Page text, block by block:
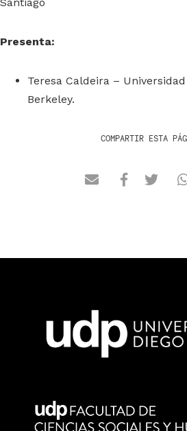
Presenta:
Teresa Caldeira –
Berkeley.
COMPARTIR ESTA